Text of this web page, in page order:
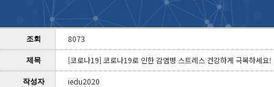
조회 8073
제목 [코로나19] 코로나19로 인한 감염병 스트레스 건강하게 극복하세요!
작성자 iedu2020